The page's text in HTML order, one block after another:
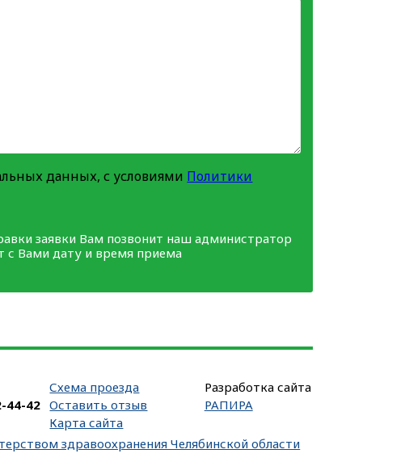
данных, с условиями Политики
заявки Вам позвонит наш администратор
с Вами дату и время приема
44-42
Схема проезда
Оставить отзыв
Карта сайта
здравоохранения Челябинской области
Разработка сайта
РАПИРА